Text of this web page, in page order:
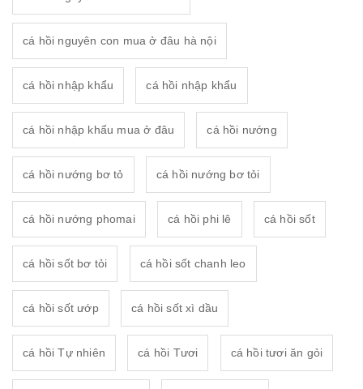
cá hồi nguyên con mua ở đâu hà nội
cá hồi nhập khẩu cá hồi nhập khẩu
cá hồi nhập khẩu mua ở đâu cá hồi nướng
cá hồi nướng bơ tỏ cá hồi nướng bơ tỏi
cá hồi nướng phomai cá hồi phi lê cá hồi sốt
cá hồi sốt bơ tỏi cá hồi sốt chanh leo
cá hồi sốt ướp cá hồi sốt xì dầu
cá hồi Tự nhiên cá hồi Tươi cá hồi tươi ăn gỏi